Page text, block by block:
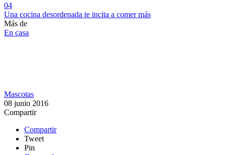
04
Una cocina desordenada te incita a comer más
Más de
En casa
Mascotas
08 junio 2016
Compartir
Compartir
Tweet
Pin